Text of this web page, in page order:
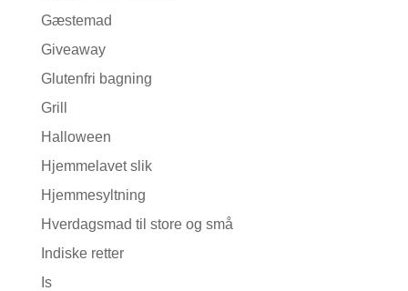
Gæstemad
Giveaway
Glutenfri bagning
Grill
Halloween
Hjemmelavet slik
Hjemmesyltning
Hverdagsmad til store og små
Indiske retter
Is